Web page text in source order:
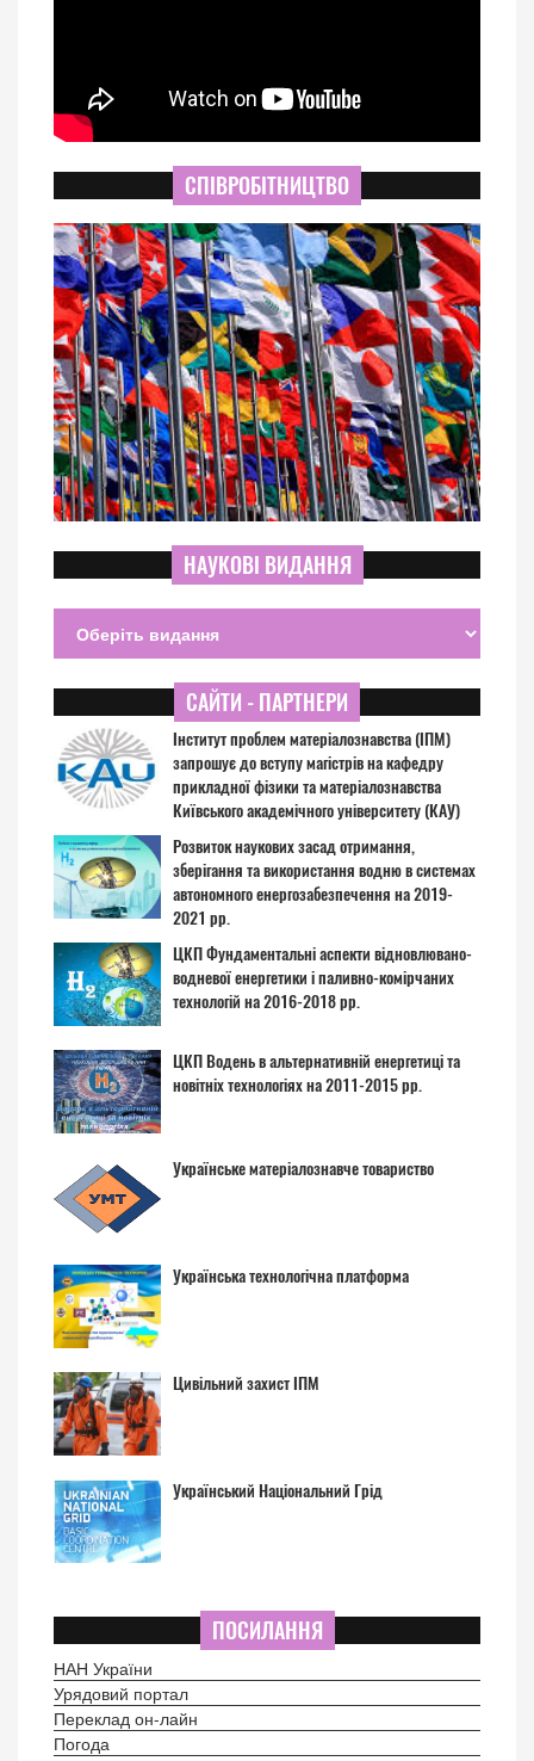
СПІВРОБІТНИЦТВО
НАУКОВІ ВИДАННЯ
САЙТИ - ПАРТНЕРИ
Інститут проблем матеріалознавства (ІПМ)
запрошує до вступу магістрів на кафедру
прикладної фізики та матеріалознавства
Київського академічного університету (КАУ)
Розвиток наукових засад отримання,
зберігання та використання водню в системах
автономного енергозабезпечення на 2019-
2021 рр.
ЦКП Фундаментальні аспекти відновлювано-
водневої енергетики і паливно-комірчаних
технологій на 2016-2018 рр.
ЦКП Водень в альтернативній енергетиці та
новітніх технологіях на 2011-2015 рр.
Українське матеріалознавче товариство
Українська технологічна платформа
Цивільний захист ІПМ
Український Національний Грід
ПОСИЛАННЯ
НАН України
Урядовий портал
Переклад он-лайн
Погода